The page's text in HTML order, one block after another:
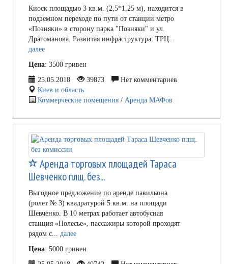
Киоск площадью 3 кв.м. (2,5*1,25 м), находится в
подземном переходе по пути от станции метро
«Позняки» в сторону парка "Позняки" и ул.
Драгоманова. Развитая инфраструктура: ТРЦ...
далее
Цена: 3500 гривен
25.05.2018
39873
Нет комментариев
Киев и область
Коммерческие помещения / Аренда МАФов
Аренда торговых площадей Тараса
Шевченко плщ. без...
Выгодное предложение по аренде павильона
(ролет № 3) квадратурой 5 кв.м. на площади
Шевченко. В 10 метрах работает автобусная
станция «Полесье», пассажиры которой проходят
рядом с... далее
Цена: 5000 гривен